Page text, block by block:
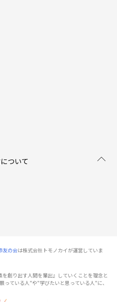
ついて
友の会は株式会社トモノカイが運営していま
創り出す人間を輩出』していくことを理念と
っている人"や"学びたいと思っている人"に、